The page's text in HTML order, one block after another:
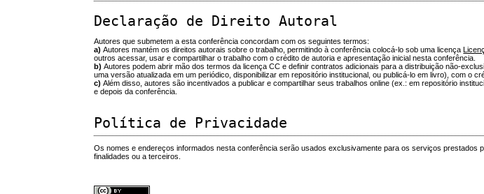
Declaração de Direito Autoral
Autores que submetem a esta conferência concordam com os seguintes termos:
a) Autores mantém os direitos autorais sobre o trabalho, permitindo à conferência colocá-lo sob uma licença
outros acessar, usar e compartilhar o trabalho com o crédito de autoria e apresentação inicial nesta conferência.
b) Autores podem abrir mão dos termos da licença CC e definir contratos adicionais para a distribuição não-
uma versão atualizada em um periódico, disponibilizar em repositório institucional, ou publicá-lo em livro), com o
c) Além disso, autores são incentivados a publicar e compartilhar seus trabalhos online (ex.: em repositório
e depois da conferência.
Política de Privacidade
Os nomes e endereços informados nesta conferência serão usados exclusivamente para os serviços prestados
finalidades ou a terceiros.